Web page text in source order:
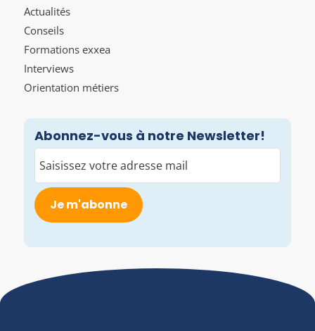
Actualités
Conseils
Formations exxea
Interviews
Orientation métiers
Abonnez-vous à notre Newsletter!
mail
(Nécessaire)